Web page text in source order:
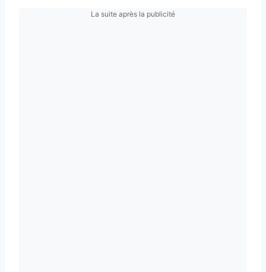
La suite après la publicité